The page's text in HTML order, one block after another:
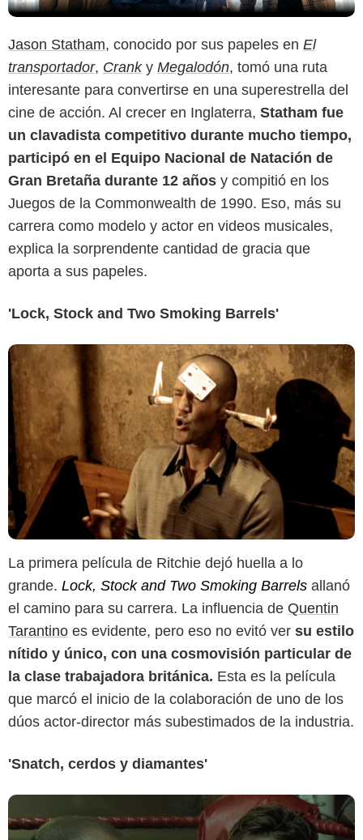
Jason Statham, conocido por sus papeles en El
transportador, Cranky Megalodón, tomó una ruta
interesante para convertirse en una superestrella del
cine de acción. Al crecer en Inglaterra, Statham fue
un clavadista competitivo durante mucho tiempo,
participó en el Equipo Nacional de Natación de
Gran Bretaña durante 12 años y compitió en los
Juegos de la Commonwealth de 1990. Eso, más su
carrera como modelo y actor en videos musicales,
explica la sorprendente cantidad de gracia que
aporta a sus papeles.
'Lock, Stock and Two Smoking Barrels'
Summit Entertainment
La primera película de Ritchie dejó huella a lo
grande. Lock, Stock and Two Smoking Barrels allanó
el camino para su carrera. La influencia de Quentin
Tarantino es evidente, pero eso no evitó ver su estilo
nítido y único, con una cosmovisión particular de
la clase trabajadora británica. Esta es la película
que marcó el inicio de la colaboración de uno de los
dúos actor-director más subestimados de la industria.
'Snatch, cerdos y diamantes'
Columbia Pictures